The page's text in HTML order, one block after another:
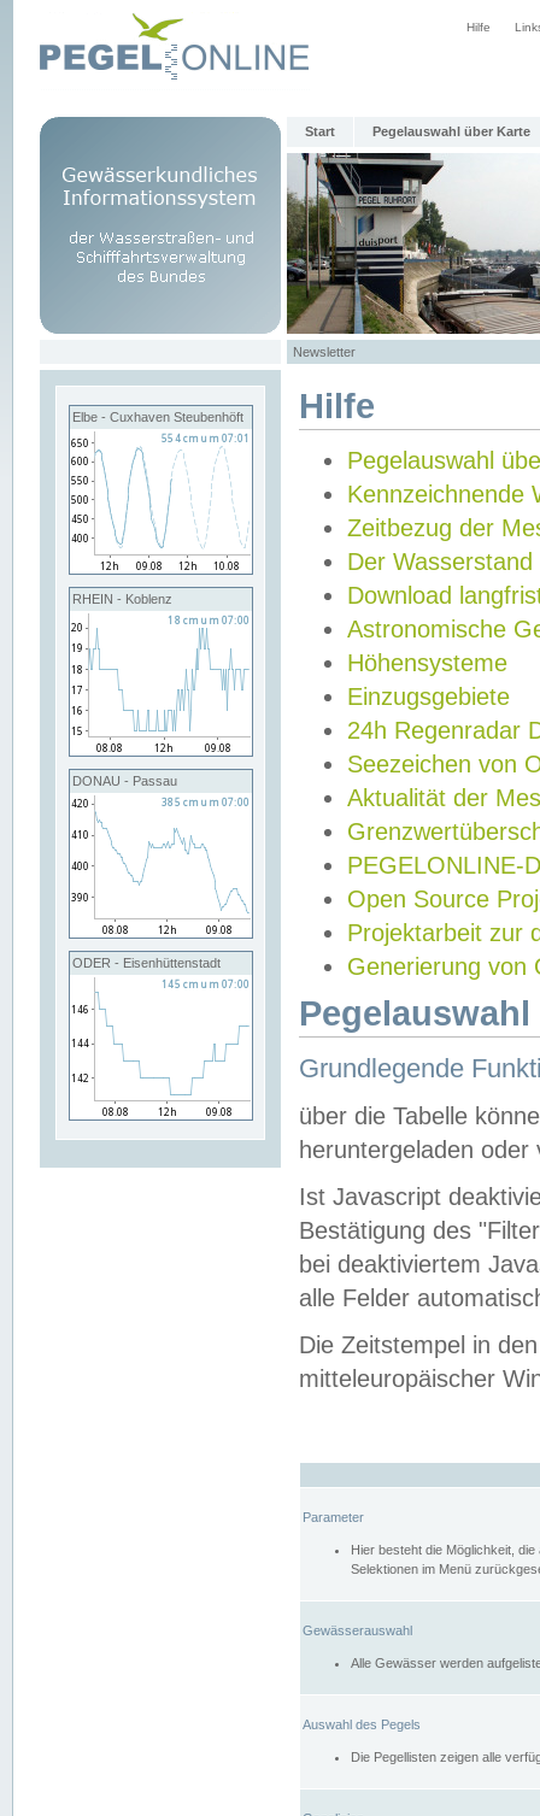
Hilfe
Start Pegelauswahl über Karte
Newsletter
Elbe - Cuxhaven Steubenhöft
RHEIN - Koblenz
DONAU - Passau
ODER - Eisenhüttenstadt
Hilfe
Pegelauswahl
Kennzeichnende
Zeitbezug der
Der Wasserstand
Download
Astronomische
Höhensysteme
Einzugsgebiete
24h Regenradar
Seezeichen von
Aktualität der
PEGELONLINE-
Open Source
Projektarbeit zur
Generierung von
Grundlegende
über die Tabelle
heruntergeladen oder
Ist Javascript
Bestätigung des
bei deaktiviertem
alle Felder
Die Zeitstempel in
mitteleuropäischer
Parameter
Hier besteht die Möglichkeit,
Selektionen im Menü
Gewässerauswahl
Alle Gewässer werden
Auswahl des Pegels
Die Pegellisten zeigen alle